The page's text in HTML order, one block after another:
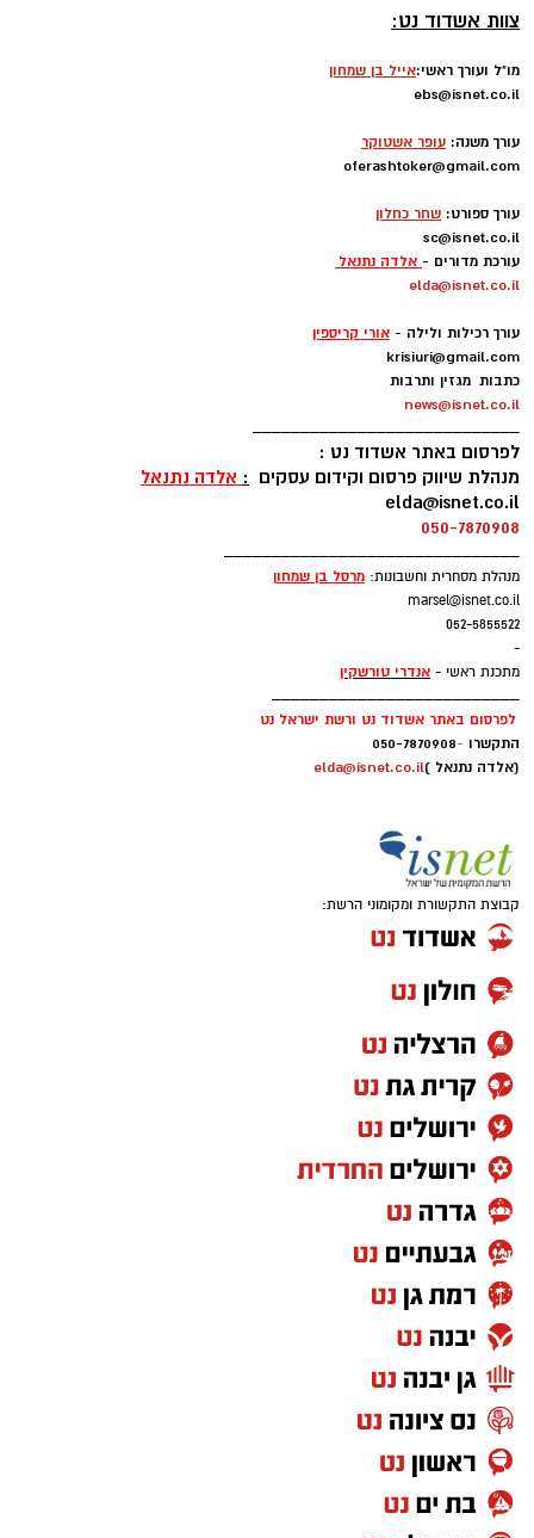
צוות אשדוד נט:
מו"ל ועורך ראשי:אייל בן שמחון
ebs@isnet.co.il
עורך משנה: עופר אשטוקר
oferashtoker@gmail.com
עורך ספורט: שחר כחלון
sc@isnet.co.il
עורכת מדורים - אלדה נתנאל
elda@isnet.co.il
עורך רכילות ולילה - אורי קריספין
krisiuri@gmail.com
כתבות מגזין ותרבות
news@isnet.co.il
____________________________
לפרסום באתר אשדוד נט :
מנהלת שיווק פרסום וקידום עסקים : אלדה נתנאל
elda@isnet.co.il
050-7870908
_______________________________
מנהלת מסחרית וחשבונות: מרסל בן שמחון
marsel@isnet.co.il
052-5855522
-
מתכנת ראשי - אנדרי טורשקין
__________________________
לפרסום באתר אשדוד נט ורשת ישראל נט
התקשרו -
050-7870908
(אלדה נתנאל )elda@isnet.co.il
קבוצת התקשורת ומקומוני הרשת: